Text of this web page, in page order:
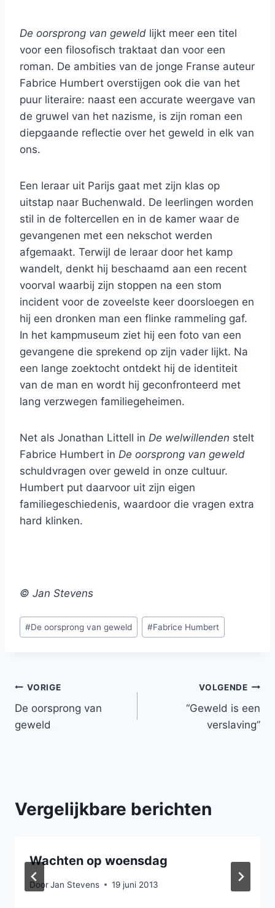
De oorsprong van geweld lijkt meer een titel
voor een filosofisch traktaat dan voor een
roman. De ambities van de jonge Franse auteur
Fabrice Humbert overstijgen ook die van het
puur literaire: naast een accurate weergave van
de gruwel van het nazisme, is zijn roman een
diepgaande reflectie over het geweld in elk van
ons.
Een leraar uit Parijs gaat met zijn klas op
uitstap naar Buchenwald. De leerlingen worden
stil in de foltercellen en in de kamer waar de
gevangenen met een nekschot werden
afgemaakt. Terwijl de leraar door het kamp
wandelt, denkt hij beschaamd aan een recent
voorval waarbij zijn stoppen na een stom
incident voor de zoveelste keer doorsloegen en
hij een dronken man een flinke rammeling gaf.
In het kampmuseum ziet hij een foto van een
gevangene die sprekend op zijn vader lijkt. Na
een lange zoektocht ontdekt hij de identiteit
van de man en wordt hij geconfronteerd met
lang verzwegen familiegeheimen.
Net als Jonathan Littell in De welwillenden stelt
Fabrice Humbert in De oorsprong van geweld
schuldvragen over geweld in onze cultuur.
Humbert put daarvoor uit zijn eigen
familiegeschiedenis, waardoor die vragen extra
hard klinken.
© Jan Stevens
Bericht
tags:
#De oorsprong van geweld #Fabrice Humbert
Bericht
navigatie
VORIGE
De oorsprong van
geweld
VOLGENDE
“Geweld is een
verslaving”
Vergelijkbare berichten
Wachten op woensdag
DoorJan Stevens 19 juni 2013